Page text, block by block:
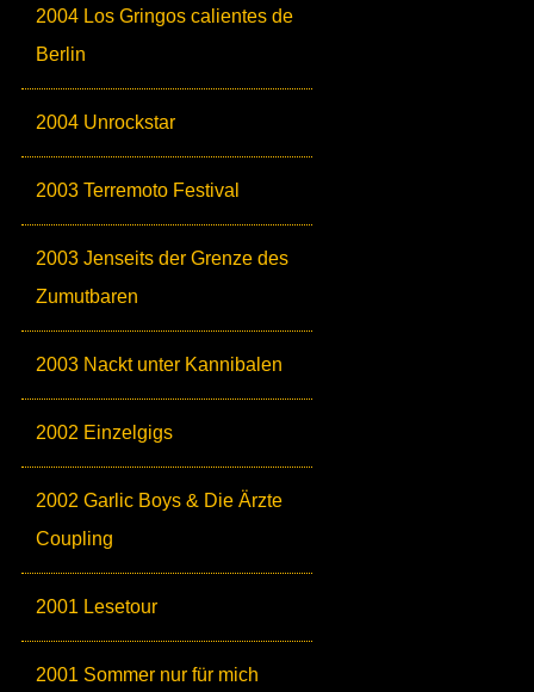
2004 Los Gringos calientes de
Berlin
2004 Unrockstar
2003 Terremoto Festival
2003 Jenseits der Grenze des
Zumutbaren
2003 Nackt unter Kannibalen
2002 Einzelgigs
2002 Garlic Boys & Die Ärzte
Coupling
2001 Lesetour
2001 Sommer nur für mich